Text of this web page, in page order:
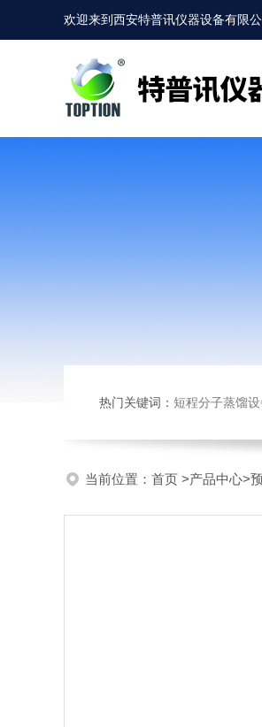
欢迎来到西安特普讯仪器设备有限公
热门关键词： 短程分子蒸馏
当前位置： 首页 >产品中心>